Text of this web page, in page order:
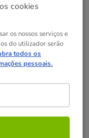
Guia de tamanhos
na 2ª
un.
cookies
os nossos serviços e
do utilizador serão
todos os
pessoais.